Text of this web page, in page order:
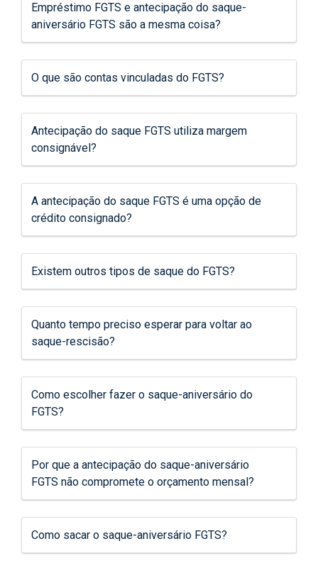
Empréstimo FGTS e antecipação do saque-
aniversário FGTS são a mesma coisa?
O que são contas vinculadas do FGTS?
Antecipação do saque FGTS utiliza margem
consignável?
A antecipação do saque FGTS é uma opção de
crédito consignado?
Existem outros tipos de saque do FGTS?
Quanto tempo preciso esperar para voltar ao
saque-rescisão?
Como escolher fazer o saque-aniversário do
FGTS?
Por que a antecipação do saque-aniversário
FGTS não compromete o orçamento mensal?
Como sacar o saque-aniversário FGTS?